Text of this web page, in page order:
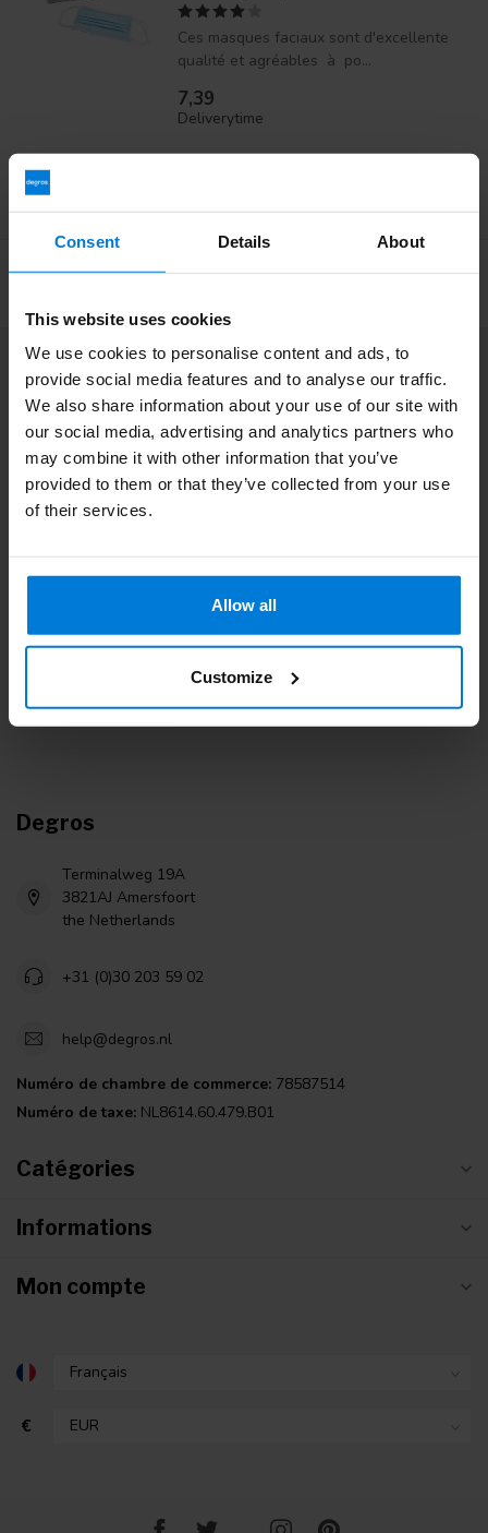
Consent Details About
This website uses cookies
We use cookies to personalise content and ads, to
provide social media features and to analyse our traffic.
We also share information about your use of our site with
our social media, advertising and analytics partners who
may combine it with other information that you’ve
provided to them or that they’ve collected from your use
of their services.
Allow all
Customize
Ces masques faciaux sont d'excellente
qualité et agréables à po...
7,39
Deliverytime
service clientèle. Ou consultez nos blogs informatifs.
Service à la clientèle
Abonnez-vous à notre infolettre
Restez à jour avec nos dernières offres
Degros
Terminalweg 19A
3821AJ Amersfoort
the Netherlands
+31 (0)30 203 59 02
help@degros.nl
Numéro de chambre de commerce: 78587514
Numéro de taxe: NL8614.60.479.B01
Catégories
Informations
Mon compte
€